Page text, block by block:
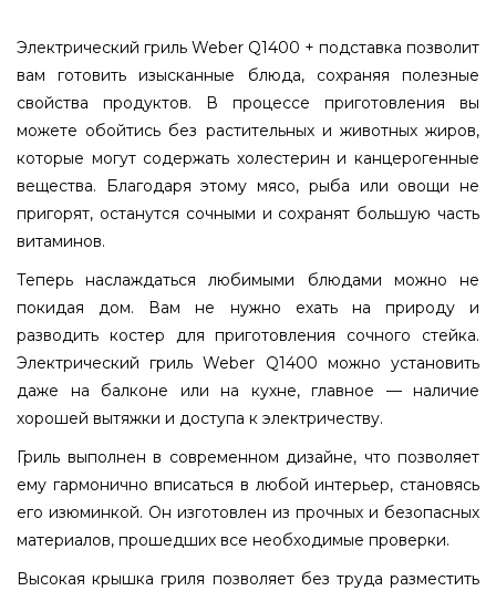
Электрический гриль Weber Q1400 + подставка позволит
вам готовить изысканные блюда, сохраняя полезные
свойства продуктов. В процессе приготовления вы
можете обойтись без растительных и животных жиров,
которые могут содержать холестерин и канцерогенные
вещества. Благодаря этому мясо, рыба или овощи не
пригорят, останутся сочными и сохранят большую часть
витаминов.
Теперь наслаждаться любимыми блюдами можно не
покидая дом. Вам не нужно ехать на природу и
разводить костер для приготовления сочного стейка.
Электрический гриль Weber Q1400 можно установить
даже на балконе или на кухне, главное — наличие
хорошей вытяжки и доступа к электричеству.
Гриль выполнен в современном дизайне, что позволяет
ему гармонично вписаться в любой интерьер, становясь
его изюминкой. Он изготовлен из прочных и безопасных
материалов, прошедших все необходимые проверки.
Высокая крышка гриля позволяет без труда разместить